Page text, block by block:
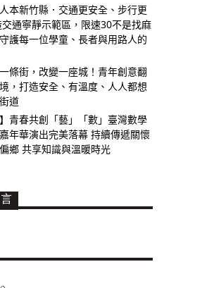
人本新竹縣．交通更安全、步行更
通寧靜示範區，限速30不是找麻
護每一位學童、長者與用路人的
一條街，改變一座城！青年創意翻
，打造安全、有溫度、人人都想
道
】青春共創「藝」「數」臺灣數學
年華演出完美落幕 持續傳遞關懷
鄉 共享知識與溫暖時光